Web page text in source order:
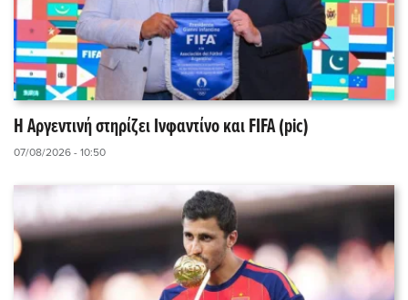
Η Αργεντινή στηρίζει Ινφαντίνο και FIFA (pic)
07/08/2026 - 10:50